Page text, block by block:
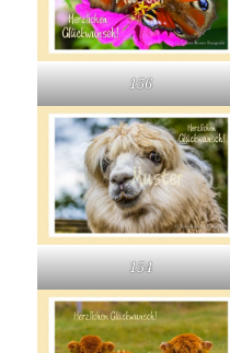
156
154